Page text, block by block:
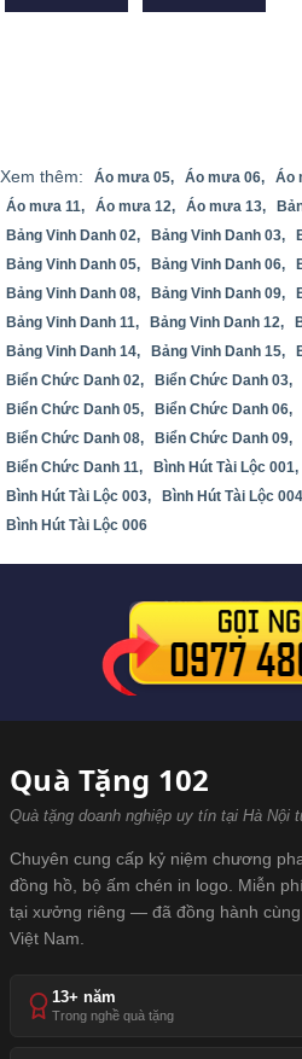
Xem thêm: Áo mưa 05, Áo mưa 06, Áo
Áo mưa 11,
Áo mưa 12, Áo mưa 13,
Bảng Vinh Danh 02,
Bảng Vinh Danh 03,
Bảng Vinh Danh 05,
Bảng Vinh Danh 06,
Bảng Vinh Danh 08,
Bảng Vinh Danh 09,
Bảng Vinh Danh 11,
Bảng Vinh Danh 12,
Bảng Vinh Danh 14,
Bảng Vinh Danh 15,
Biển Chức Danh 02,
Biển Chức Danh 03,
Biển Chức Danh 05,
Biển Chức Danh 06,
Biển Chức Danh 08,
Biển Chức Danh 09,
Biển Chức Danh 11,
Bình Hút Tài Lộc 001,
Bình Hút Tài Lộc 003,
Bình Hút Tài Lộc
Bình Hút Tài Lộc 006
Quà Tặng 102
Quà tặng doanh nghiệp uy tín tại Hà Nội
Chuyên cung cấp kỷ niệm chương
đồng hồ, bộ ấm chén in logo. Miễn
tại xưởng riêng — đã đồng hành
Việt Nam.
13+ năm
Trong nghề quà tặng